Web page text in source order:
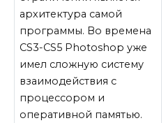
архитектура самой
программы. Во времена
CS3-CS5 Photoshop уже
имел сложную систему
взаимодействия с
процессором и
оперативной памятью.